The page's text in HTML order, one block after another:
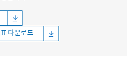
다운로드